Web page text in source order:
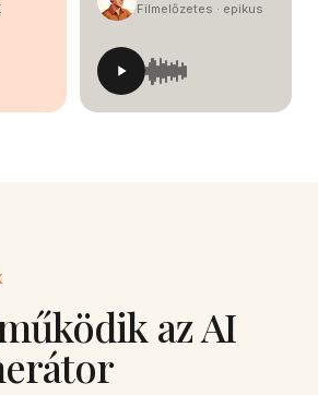
Filmelőzetes · epikus
az AI